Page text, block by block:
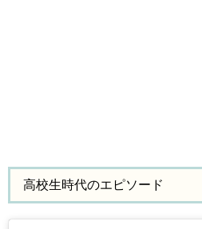
高校生時代のエピソード